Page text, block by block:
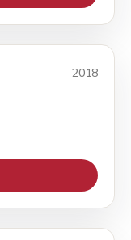
2018